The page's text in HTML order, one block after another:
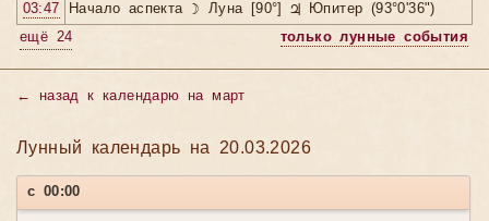
03:47
Начало аспекта ☽ Луна [90°] ♃ Юпитер (93°0'36")
ещё 24
только лунные события
← назад к календарю на март
Лунный календарь на 20.03.2026
с 00:00